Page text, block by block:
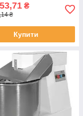
₴
₴
Купити